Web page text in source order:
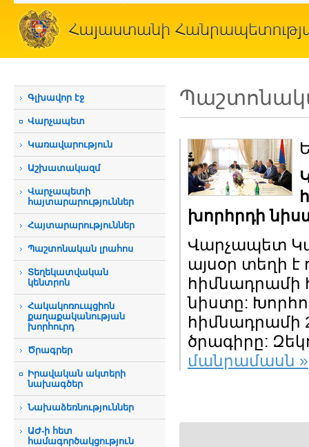
Գլխավոր էջ
Վարչապետ
Կառավարություն
Աշխատակազմ
Վարչապետի
հայտարարություններ
Հայտարարություններ
Պաշտոնական լրահոս
Տեղեկատվական
կենտրոն
Հակակոռուպցիոն
քաղաքականության
խորհուրդ
Ծրագրեր
Իրավական ակտերի
նախագծեր
Նախաձեռնություններ
ԱԺ-ի հետ
համագործակցություն
խորհրդի
Վարչապետ
այսօր տեղի է
հիմնադրամի
նիստը:
հիմնադրամի
ծրագիրը:
մանրամասն »